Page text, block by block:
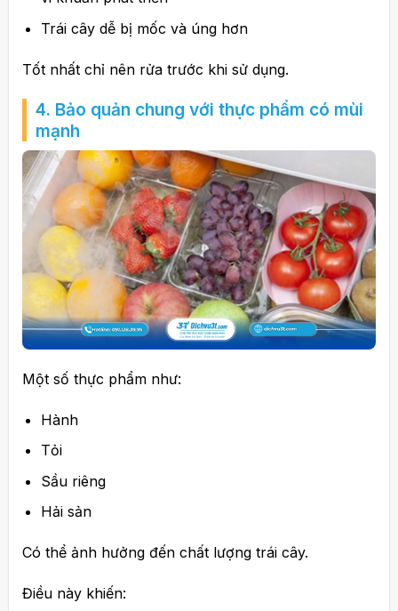
Trái cây dễ bị mốc và úng hơn
Tốt nhất chỉ nên rửa trước khi sử dụng.
4. Bảo quản chung với thực phẩm có mùi
mạnh
Một số thực phẩm như:
Hành
Tỏi
Sầu riêng
Hải sản
Có thể ảnh hưởng đến chất lượng trái cây.
Điều này khiến: